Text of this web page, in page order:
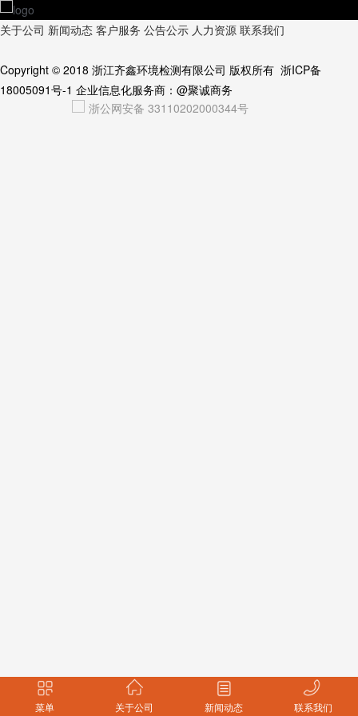
关于公司 新闻动态 客户服务 公告公示 人力资源 联系我们
Copyright © 2018 浙江齐鑫环境检测有限公司 版权所有 浙ICP备
18005091号-1 企业信息化服务商： @聚诚商务
浙公网安备 33110202000344号
菜单 关于公司 新闻动态 联系我们